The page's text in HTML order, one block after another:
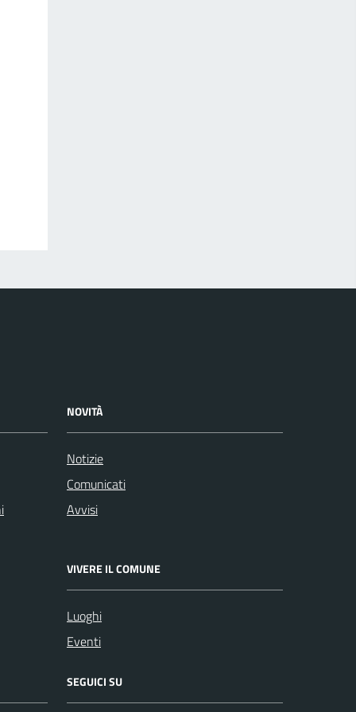
NOVITÀ
Notizie
Comunicati
Avvisi
VIVERE IL COMUNE
Luoghi
Eventi
SEGUICI SU